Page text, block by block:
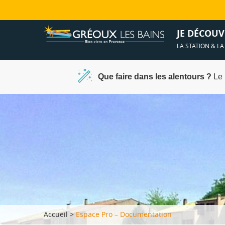
JE
LA STATION &
Que faire dans les alentours ?
Accueil >Espace Pro – Documentation